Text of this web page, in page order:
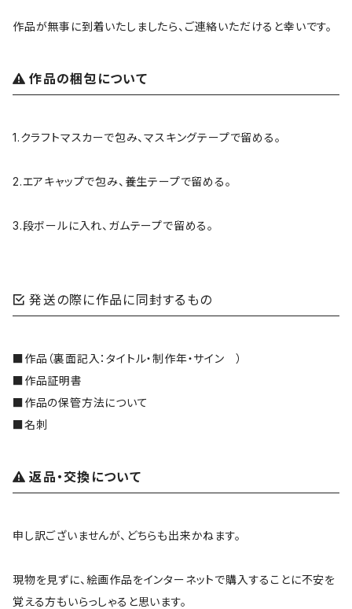
作品が無事に到着いたしましたら、ご連絡いただけると幸いです。
作品の梱包について
1.クラフトマスカーで包み、マスキングテープで留める。
2.エアキャップで包み、養生テープで留める。
3.段ボールに入れ、ガムテープで留める。
発送の際に作品に同封するもの
■作品（裏面記入：タイトル・制作年・サイン ）
■作品証明書
■作品の保管方法について
■名刺
返品・交換について
申し訳ございませんが、どちらも出来かねます。
現物を見ずに、絵画作品をインターネットで購入することに不安を
覚える方もいらっしゃると思います。